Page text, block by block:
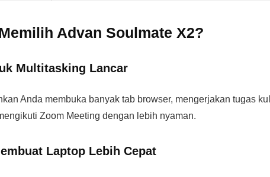
Advan Soulmate X2?
Multitasking Lancar
Anda membuka banyak tab browser, mengerjakan tugas
Zoom Meeting dengan lebih nyaman.
Laptop Lebih Cepat